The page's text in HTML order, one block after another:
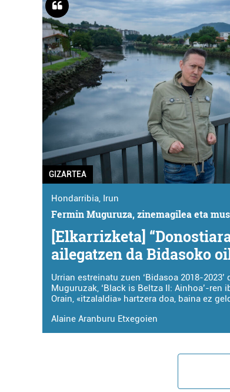
GIZARTEA
Hondarribia, Irun
Fermin Muguruza, zinemagilea eta
[Elkarrizketa]
ailegatzen da Bidasoko
Urrian estreinatu zuen ‘Bidasoa 2018-2023’
Muguruzak, ‘Black is Beltza II: Ainhoa’-ren
Orain, «itzalaldia» hartzera doa, baina ez
Alaine Aranburu Etxegoien